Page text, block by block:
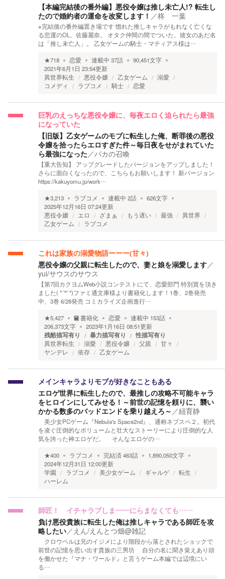
【本編完結後の番外編】悪役令嬢は推し未亡人!? 転生し
たので婚約者の運命を改変します！ ／柊 一葉
※完結後の番外編置き場です 惚れた推しキャラがもれなく亡くな
る悲運のOL、佐藤麗奈。 オタク仲間の間でついた、彼女のあだ名
は「推し未亡人」。 乙女ゲームの騎士・マティアス様は…
★718 恋愛 連載中 37話 90,451文字
2021年6月1日 23:54更新
異世界転生
悪役令嬢 乙女ゲーム
溺愛
コメディ
ラブコメ 騎士 恋愛
巨乳のえっちな悪役令嬢に、毎夜エロく迫られたら最強
になっていた
【旧版】乙女ゲームのモブに転生した俺、断罪後の悪役
令嬢を拾ったらエロすぎた件～毎日夜をせがまれていた
ら最強になった／パカの召喚
【重大告知】 アップグレードしたバージョンをアップしました！
さらに面白くなったので、こちらもお願いします！ 新バージョン
https://kakuyomu.jp/work…
★3,213 ラブコメ 連載中 2話 626文字
2025年12月16日 07:24更新
悪役令嬢
エロ ざまぁ もう遅い 最強
異世界
乙女ゲーム
ラブコメ
これは家族の溺愛物語ーーー(甘々)
悪役令嬢の父親に転生したので、妻と娘を溺愛します／
yui/サウスのサウス
【第7回カクヨムWeb小説コンテストにて、恋愛部門 特別賞を頂き
ました( *´꒳`*)ファミ通文庫様より書籍化します！1巻、2巻発売
中、3巻 6/28発売 コミカライズ企画進行…
★5,427 書籍化 恋愛 連載中 153話
206,373文字 2023年1月16日 08:51更新
残酷描写有り 暴力描写有り 性描写有り
異世界転生 溺愛 悪役令嬢 父親
甘々
ヤンデレ
依存 乙女ゲーム
メインキャラよりモブが好きなこともある
エロゲ世界に転生したので、最推しの攻略不可能キャラ
をヒロインにしてみせる！～前世の記憶を頼りに、襲い
かかる数多のバッドエンドを乗り越えろ～ ／紐育静
美少女PCゲーム『Nebula's Space2nd』、通称ネブスペ２。初代
を凌ぐ圧倒的なボリュームと壮大なストーリーにより圧倒的な人
気を誇った神エロゲだ。 そんなエロゲの…
★400 ラブコメ 完結済463話 1,890,050文字
2024年12月31日 12:00更新
学園
ラブコメ 美少女ゲーム ギャルゲ
転生
ハーレム
師匠！ イチャラブしま――にらまなくても……
負け悪役貴族に転生した俺は推しキャラである師匠を攻
略したい／ えん/えんとつ畑@雑記
クロウベルは兄のイジメにより階段から落とされたショックで
前世の記憶を思い出す貴族の三男坊 自分の名に聞き覚えあり頭
を働かせた『マナ・ワールド』と言うゲーム本編では辺境にい
る…